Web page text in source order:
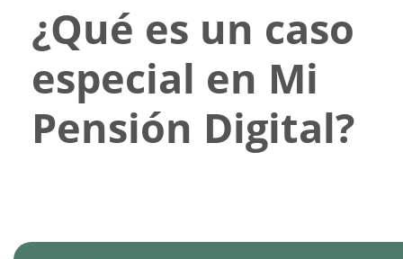
¿Qué es un caso
especial en Mi
Pensión Digital?